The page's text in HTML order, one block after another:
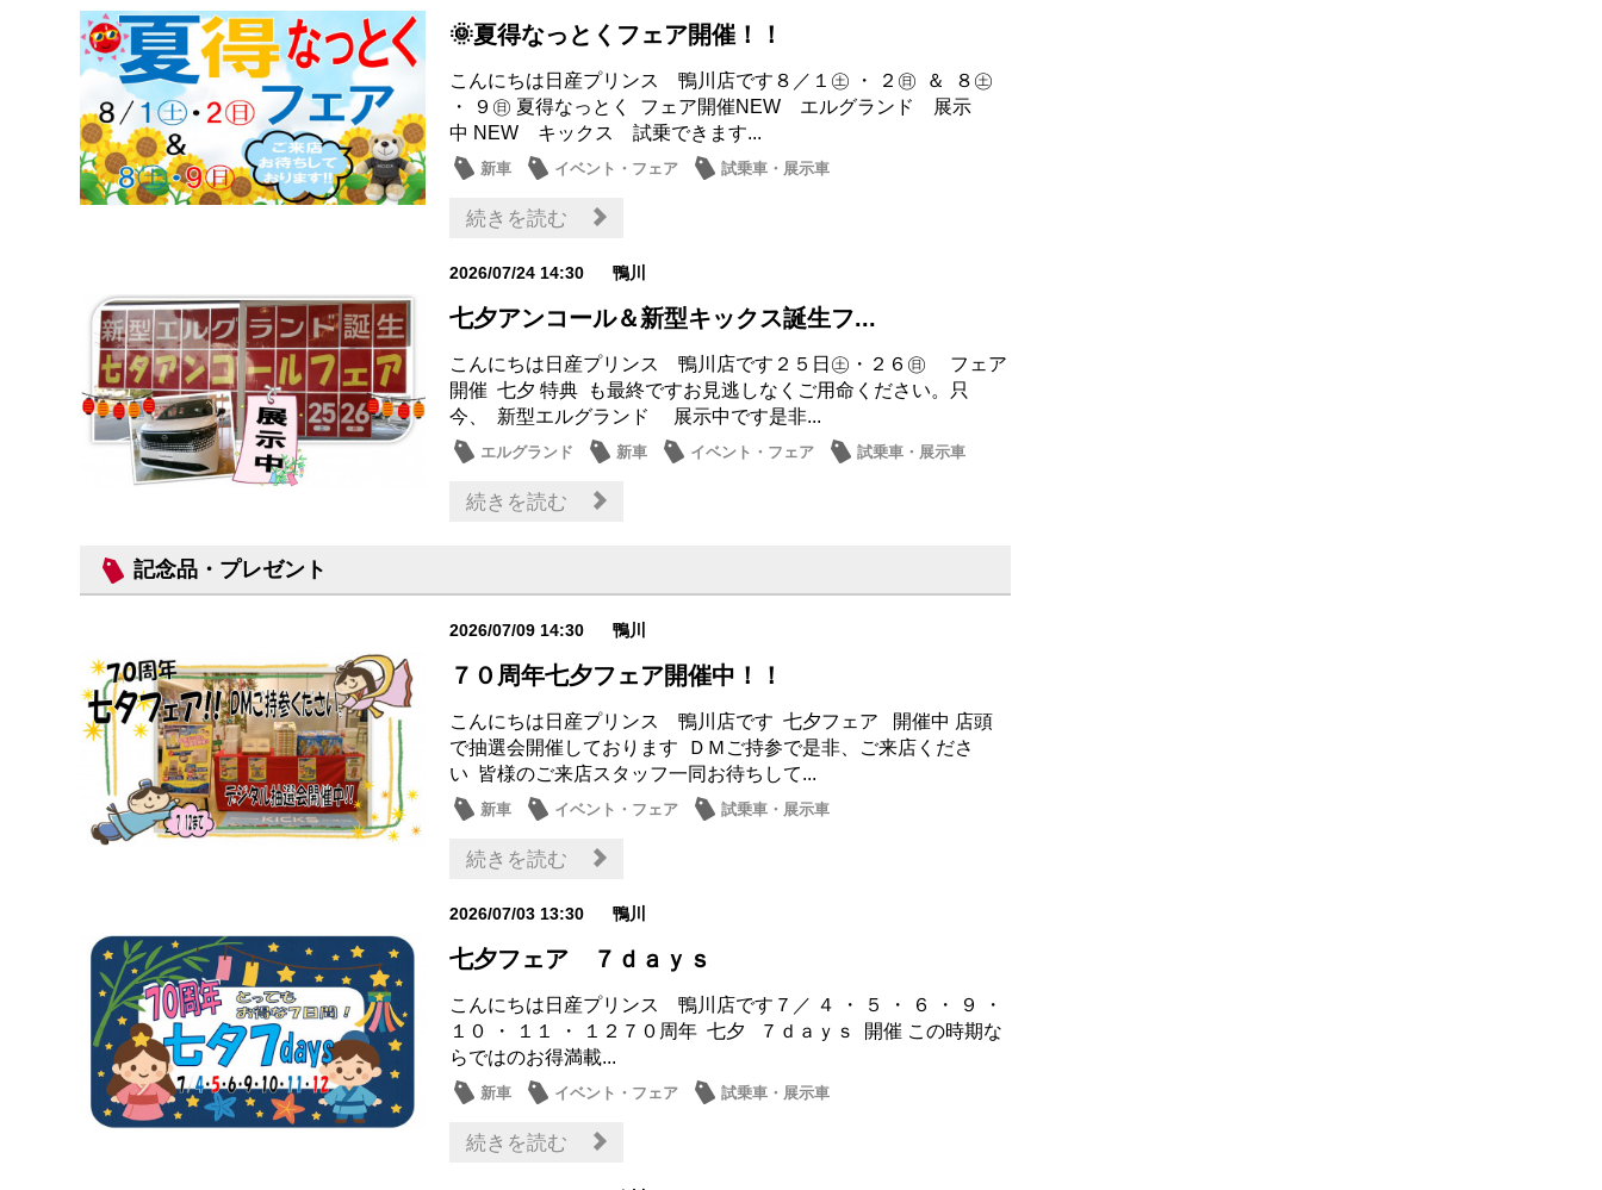
🌞夏得なっとくフェア開催！！
こんにちは日産プリンス 鴨川店です８／１㊏ ・ ２㊐ ＆ ８㊏
・ ９㊐ 夏得なっとく フェア開催NEW エルグランド 展示
中 NEW キックス 試乗できます...
新車 イベント・フェア 試乗車・展示車
続きを読む
2026/07/24 14:30 鴨川
七夕アンコール＆新型キックス誕生フ...
こんにちは日産プリンス 鴨川店です２５日㊏・２６㊐ フェア
開催 七夕 特典 も最終ですお見逃しなくご用命ください。只
今、 新型エルグランド 展示中です是非...
エルグランド 新車 イベント・フェア
試乗車・展示車
メンテナンス商品
続きを読む
記念品・プレゼント
2026/07/09 14:30 鴨川
７０周年七夕フェア開催中！！
こんにちは日産プリンス 鴨川店です 七夕フェア 開催中 店頭
で抽選会開催しております ＤＭご持参で是非、ご来店くださ
い 皆様のご来店スタッフ一同お待ちして...
新車 イベント・フェア
試乗車・展示車
記念品・プレゼント
続きを読む
2026/07/03 13:30 鴨川
七夕フェア ７ｄａｙｓ
こんにちは日産プリンス 鴨川店です７／ ４ ・ ５ ・ ６ ・ ９ ・
１０ ・ １１ ・ １２７０周年 七夕 ７ｄａｙｓ 開催 この時期な
らではのお得満載...
新車 イベント・フェア
試乗車・展示車
記念品・プレゼント
続きを読む